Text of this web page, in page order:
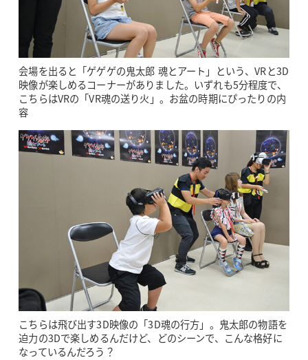
会場を出ると「ゲゲゲの鬼太郎 魂とアート」という、VRと3D
映像が楽しめるコーナーがありました。いずれも5分程度で、
こちらはVRの「VR魂の送り火」。お盆の時期にぴったりの内
容
こちらは飛び出す3D映像の「3D魂の行方」。鬼太郎の物語を
迫力の3Dで楽しめるんだけど、どのシーンで、こんな格好に
なっているんだろう？